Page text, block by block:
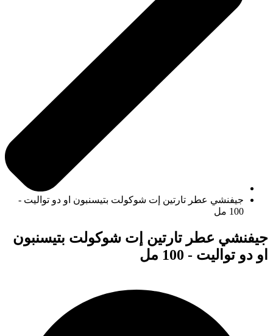
جيفنشي عطر تارتين إت شوكولت بتيسنبون او دو تواليت -
100 مل
جيفنشي عطر تارتين إت شوكولت بتيسنبون
او دو تواليت - 100 مل